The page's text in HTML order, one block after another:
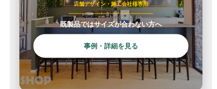
店舗デザイン・施工会社様専用
既製品ではサイズが合わない方へ
事例・詳細を見る